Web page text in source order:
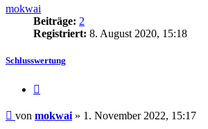
mokwai
Beiträge: 2
Registriert: 8. August 2020, 15:18
Schlusswertung
Beitrag
von mokwai » 1. November 2022, 15:17